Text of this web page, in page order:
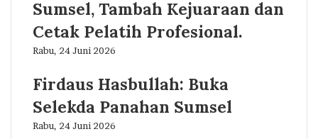
Sumsel, Tambah Kejuaraan dan
Cetak Pelatih Profesional.
Rabu, 24 Juni 2026
Firdaus Hasbullah: Buka
Selekda Panahan Sumsel
Rabu, 24 Juni 2026